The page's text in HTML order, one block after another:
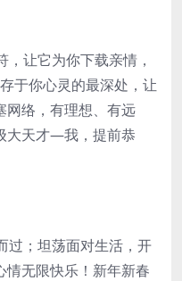
让它为你下载亲情，
于你心灵的最深处，让
网络，有理想、有远
大天才—我，提前恭
过；坦荡面对生活，开
情无限快乐！新年新春